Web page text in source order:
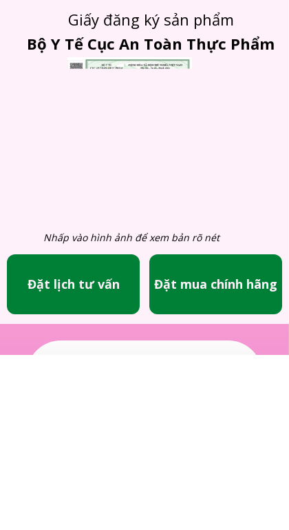
Nhấp vào hình ảnh để xem bản rõ nét
Giấy đăng ký sản phẩm
Bộ Y Tế Cục An Toàn Thực Phẩm
Đặt lịch tư vấn Đặt mua chính hãng